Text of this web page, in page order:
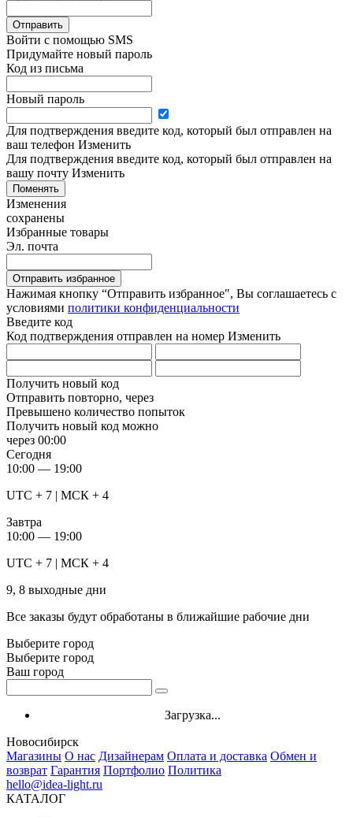
Отправить
Войти с помощью SMS
Придумайте новый пароль
Код из письма
Новый пароль
Для подтверждения введите код, который был отправлен на
ваш телефон Изменить
Для подтверждения введите код, который был отправлен на
вашу почту Изменить
Поменять
Изменения
сохранены
Избранные товары
Эл. почта
Отправить избранное
Нажимая кнопку “Отправить избранное", Вы соглашаетесь c
условиями политики конфиденциальности
Введите код
Код подтверждения отправлен на номер Изменить
Получить новый код
Отправить повторно, через
Превышено количество попыток
Получить новый код можно
через 00:00
Сегодня
10:00 — 19:00
UTC + 7 | МСК + 4
Завтра
10:00 — 19:00
UTC + 7 | МСК + 4
9, 8 выходные дни
Все заказы будут обработаны в ближайшие рабочие дни
Выберите город
Выберите город
Ваш город
Загрузка...
Новосибирск
Магазины О нас Дизайнерам Оплата и доставка Обмен и
возврат Гарантия Портфолио Политика
hello@idea-light.ru
КАТАЛОГ